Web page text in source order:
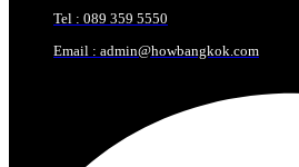
Tel : 089 359 5550
Email : admin@howbangkok.com